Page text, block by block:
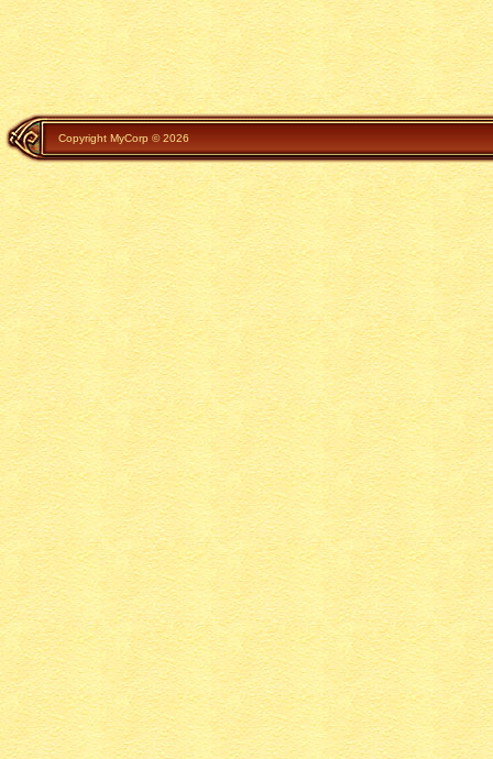
Copyright MyCorp © 2026